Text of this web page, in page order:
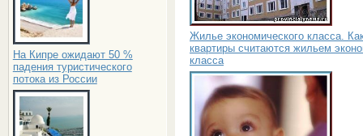
На Кипре ожидают 50 %
падения туристического
потока из России
Жилье экономического класса.
квартиры считаются жильем
класса